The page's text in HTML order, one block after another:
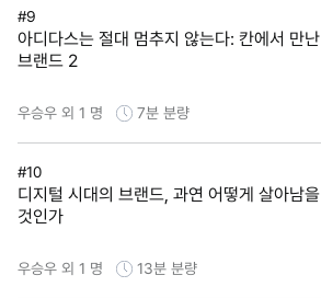
#9
아디다스는 절대 멈추지 않는다: 칸에서 만난
브랜드 2
우승우 외 1 명 7분 분량
#10
디지털 시대의 브랜드, 과연 어떻게 살아남을
것인가
우승우 외 1 명 13분 분량